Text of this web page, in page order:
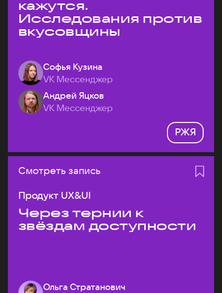
кажутся.
Исследования против
вкусовщины
Софья Кузина
VK Мессенджер
Андрей Яцков
VK Мессенджер
РЖЯ
Смотреть запись
Продукт UX&UI
Через тернии к
звёздам доступности
Ольга Стратанович